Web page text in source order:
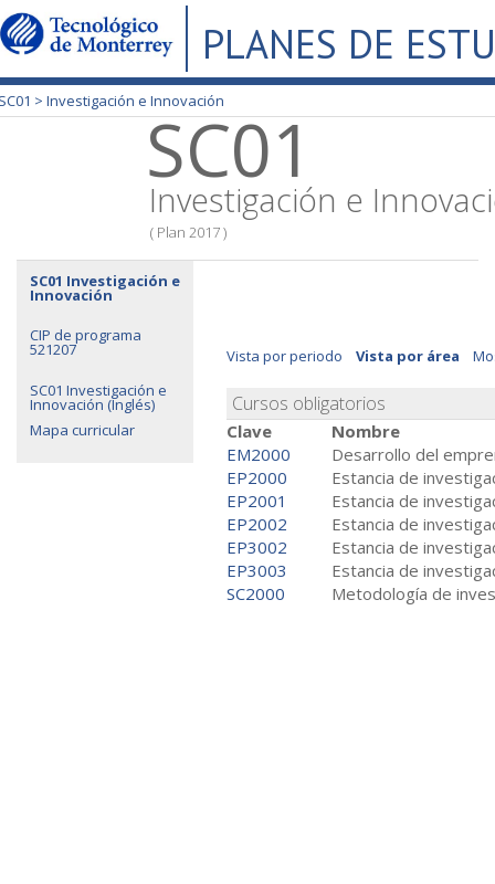
PLANES DE
> Investigación e InnovaciónSC01
Investigación e
( Plan 2017 )
SC01 Investigación e
Innovación
CIP de programa
521207
SC01 Investigación e
Innovación (Inglés)
Mapa curricular
Vista por periodo Vista por área
Cursos obligatorios
Clave
Nombre
EM2000
Desarrollo del
EP2000
Estancia de
EP2001
Estancia de
EP2002
Estancia de
EP3002
Estancia de
EP3003
Estancia de
SC2000
Metodología de